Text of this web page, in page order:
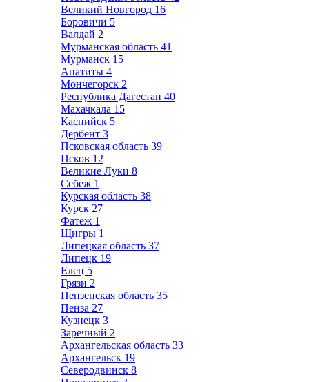
Великий Новгород 16
Боровичи 5
Валдай 2
Мурманская область 41
Мурманск 15
Апатиты 4
Мончегорск 2
Республика Дагестан 40
Махачкала 15
Каспийск 5
Дербент 3
Псковская область 39
Псков 12
Великие Луки 8
Себеж 1
Курская область 38
Курск 27
Фатеж 1
Щигры 1
Липецкая область 37
Липецк 19
Елец 5
Грязи 2
Пензенская область 35
Пенза 27
Кузнецк 3
Заречный 2
Архангельская область 33
Архангельск 19
Северодвинск 8